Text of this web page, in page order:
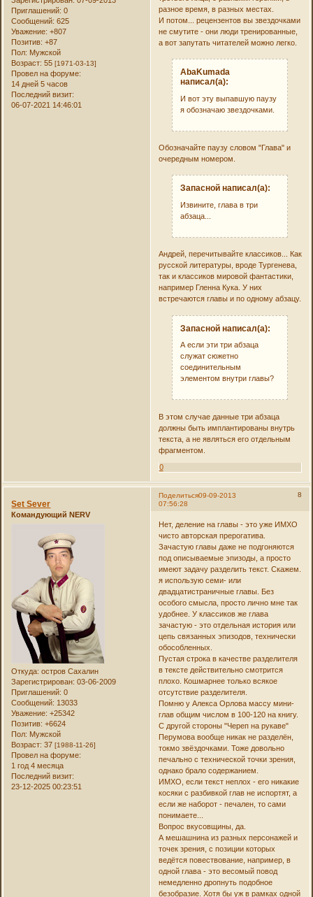
Приглашений: 0
Сообщений: 625
Уважение: +807
Позитив: +87
Пол: Мужской
Возраст: 55[1971-03-13]
Провел на форуме:
14 дней 5 часов
Последний визит:
06-07-2021 14:46:01
разное время, в разных местах.
И потом... рецензентов вы звездочками
не смутите - они люди тренированные,
а вот запутать читателей можно легко.
AbaKumada
написал(а):
И вот эту выпавшую паузу
я обозначаю звездочками.
Обозначайте паузу словом "Глава" и
очередным номером.
Запасной написал(а):
Извините, глава в три
абзаца...
Андрей, перечитывайте классиков... Как
русской литературы, вроде Тургенева,
так и классиков мировой фантастики,
например Гленна Кука. У них
встречаются главы и по одному абзацу.
Запасной написал(а):
А если эти три абзаца
служат сюжетно
соединительным
элементом внутри главы?
В этом случае данные три абзаца
должны быть имплантированы внутрь
текста, а не являться его отдельным
фрагментом.
0
Поделиться 8
09-09-2013
07:56:28
Set Sever
Командующий NERV
Откуда: остров Сахалин
Зарегистрирован: 03-06-2009
Приглашений: 0
Сообщений: 13033
Уважение: +25342
Позитив: +6624
Пол: Мужской
Возраст: 37[1988-11-26]
Провел на форуме:
1 год 4 месяца
Последний визит:
23-12-2025 00:23:51
Нет, деление на главы - это уже ИМХО
чисто авторская прерогатива.
Зачастую главы даже не подгоняются
под описываемые эпизоды, а просто
имеют задачу разделить текст. Скажем.
я использую семи- или
двадцатистраничные главы. Без
особого смысла, просто лично мне так
удобнее. У классиков же глава
зачастую - это отдельная история или
цепь связанных эпизодов, технически
обособленных.
Пустая строка в качестве разделителя
в тексте действительно смотрится
плохо. Кошмарнее только всякое
отсутствие разделителя.
Помню у Алекса Орлова массу мини-
глав общим числом в 100-120 на книгу.
С другой стороны "Череп на рукаве"
Перумова вообще никак не разделён,
токмо звёздочками. Тоже довольно
печально с технической точки зрения,
однако брало содержанием.
ИМХО, если текст неплох - его никакие
косяки с разбивкой глав не испортят, а
если же наборот - печален, то сами
понимаете...
Вопрос вкусовщины, да.
А мешашнина из разных персонажей и
точек зрения, с позиции которых
ведётся повествование, например, в
одной глава - это весомый повод
немедленно дропнуть подобное
безобразие. Хотя бы уж в рамках одной